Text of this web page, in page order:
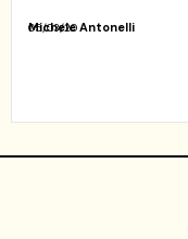
05/03/20
Michele Antonelli